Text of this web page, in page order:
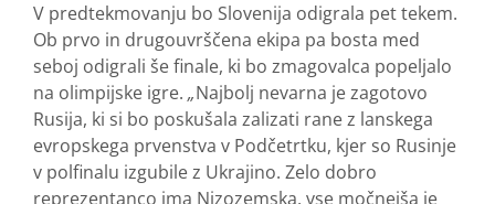
V predtekmovanju bo Slovenija odigrala pet tekem.
Ob prvo in drugouvrščena ekipa pa bosta med
seboj odigrali še finale, ki bo zmagovalca popeljalo
na olimpijske igre. „Najbolj nevarna je zagotovo
Rusija, ki si bo poskušala zalizati rane z lanskega
evropskega prvenstva v Podčetrtku, kjer so Rusinje
v polfinalu izgubile z Ukrajino. Zelo dobro
reprezentanco ima Nizozemska, vse močnejša je